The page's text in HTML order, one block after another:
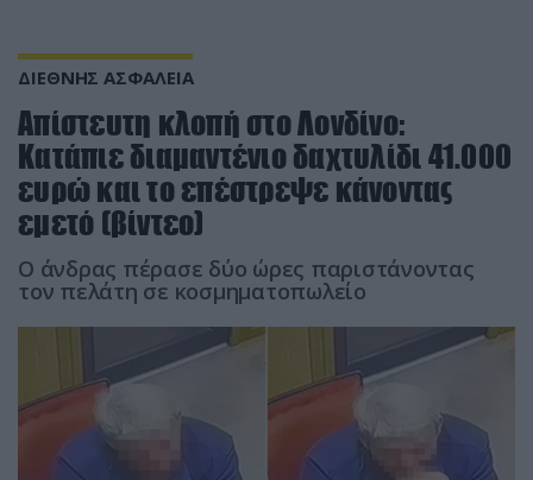
ΔΙΕΘΝΗΣ ΑΣΦΑΛΕΙΑ
Απίστευτη κλοπή στο Λονδίνο:
Κατάπιε διαμαντένιο δαχτυλίδι 41.000
ευρώ και το επέστρεψε κάνοντας
εμετό (βίντεο)
Ο άνδρας πέρασε δύο ώρες παριστάνοντας
τον πελάτη σε κοσμηματοπωλείο